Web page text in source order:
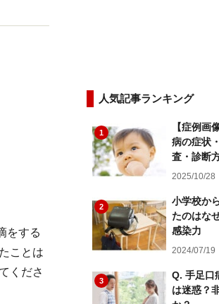
をする
ことは
くださ
人気記事ランキング
1
【症例画
病の症状
査・診断
2025/10/28
2
小学校か
たのはな
感染力
2024/07/19
3
Q. 手足口
は迷惑？